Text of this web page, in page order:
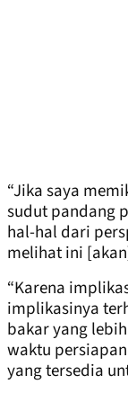
“Jika saya
sudut pandang
hal-hal dari
melihat ini
“Karena
implikasinya
bakar yang
waktu
yang tersedia